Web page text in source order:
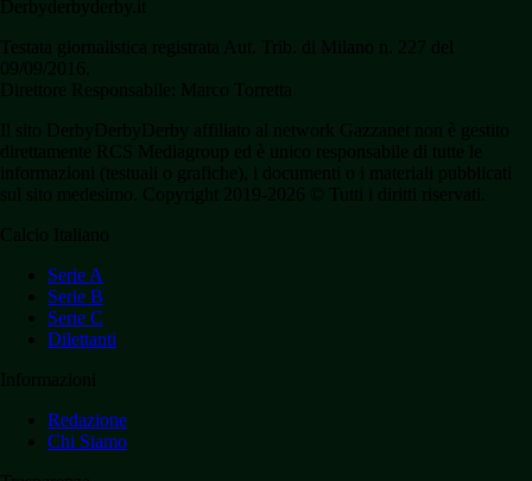
Serie A
Serie B
Serie C
Dilettanti
Redazione
Chi Siamo